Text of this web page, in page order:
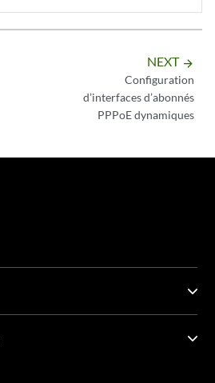
NEXT arrow_forward
Configuration
d’interfaces d’abonnés
PPPoE dynamiques